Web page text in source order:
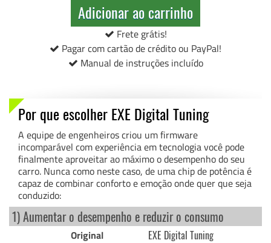
Adicionar ao carrinho
Frete grátis!
Pagar com cartão de crédito ou PayPal!
Manual de instruções incluído
Por que escolher EXE Digital Tuning
A equipe de engenheiros criou um firmware
incomparável com experiência em tecnologia você pode
finalmente aproveitar ao máximo o desempenho do seu
carro. Nunca como neste caso, de uma chip de potência é
capaz de combinar conforto e emoção onde quer que seja
conduzido:
1) Aumentar o desempenho e reduzir o consumo
Original
EXE Digital Tuning